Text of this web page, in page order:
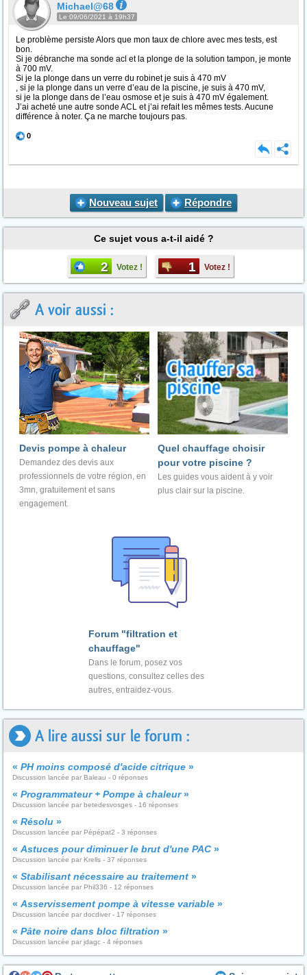
Michael@68
Le 09/06/2021 à 19h37
Le problème persiste Alors que mon taux de chlore avec mes tests, est
bon.
Si je débranche ma sonde acl et la plonge de la solution tampon, je monte
à 700 mV.
Si je la plonge dans un verre du robinet je suis à 470 mV
, si je la plonge dans un verre d’eau de la piscine, je suis à 470 mV,
si je la plonge dans de l’eau osmose et je suis à 470 mV également.
J’ai acheté une autre sonde ACL et j’ai refait les mêmes tests. Aucune
différence à noter. Ça ne marche toujours pas.
0
Nouveau sujet Répondre
Ce sujet vous a-t-il aidé ?
2 Votez ! 1 Votez !
A voir aussi :
Devis pompe à chaleur
Demandez des devis aux
professionnels de votre région, en
3mn, gratuitement et sans
engagement.
Quel chauffage choisir
pour votre piscine ?
Les guides vous aident à y voir
plus clair sur la piscine.
Forum "filtration et
chauffage"
Dans le forum, posez vos
questions, consultez celles des
autres, entraidez-vous.
A lire aussi sur le forum :
« PH moins composé d'acide citrique »
Discussion lancée par Baleau - 0 réponses
« Programmateur + Pompe à chaleur»
Discussion lancée par betedesvosges - 16 réponses
« Résolu »
Discussion lancée par Pépépat2 - 3 réponses
« Astuces pour diminuer le brut d'une PAC »
Discussion lancée par Krells - 37 réponses
« Stabilisant nécessaire au traitement »
Discussion lancée par Phil336 - 12 réponses
« Asservissement pompe à vitesse variable »
Discussion lancée par docdiver - 17 réponses
« Pâte noire dans bloc filtration »
Discussion lancée par jdagc - 4 réponses